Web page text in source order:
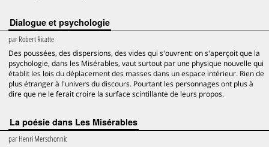
Dialogue et psychologie
parRobert Ricatte
Des poussées, des dispersions, des vides qui s'ouvrent: on s'aperçoit que la
psychologie, dans les Misérables, vaut surtout par une physique nouvelle qui
établit les lois du déplacement des masses dans un espace intérieur. Rien de
plus étranger à l'univers du discours. Pourtant les personnages ont plus à
dire que ne le ferait croire la surface scintillante de leurs propos.
La poésie dans Les Misérables
parHenri Merschonnic